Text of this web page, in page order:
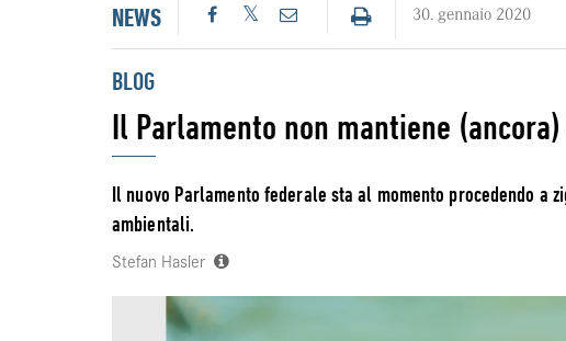
NEWS 30. gennaio 2020
BLOG
Il Parlamento non mantiene
Il nuovo Parlamento federale sta al momento procedendo a
ambientali.
Stefan Hasler